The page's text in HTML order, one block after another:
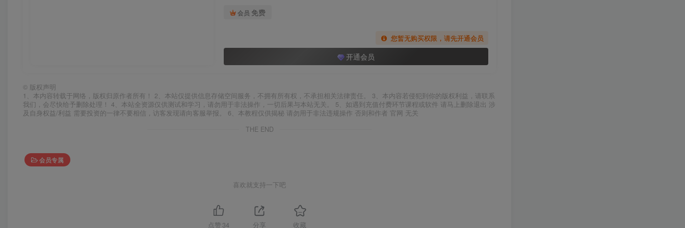
会员 免费
您暂无购买权限，请先开通会员
开通会员
© 版权声明
1、本内容转载于网络，版权归原作者所有！ 2、本站仅提供信息存储空间服务，不拥有所有权，不承担相关法律责任。 3、本内容若侵犯到你的版权利益，请联系
我们，会尽快给予删除处理！ 4、本站全资源仅供测试和学习，请勿用于非法操作，一切后果与本站无关。 5、如遇到充值付费环节课程或软件 请马上删除退出 涉
及自身权益/利益 需要投资的一律不要相信，访客发现请向客服举报。 6、本教程仅供揭秘 请勿用于非法违规操作 否则和作者 官网 无关
THE END
会员专属
喜欢就支持一下吧
点赞 34 分享 收藏